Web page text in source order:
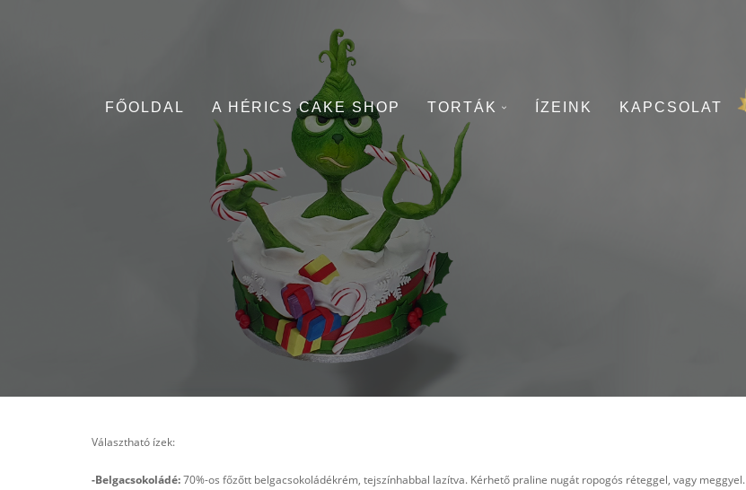
FŐOLDAL A HÉRICS CAKE SHOP TORTÁK ÍZEINK KAPCSOLAT
Választható ízek:
-Belgacsokoládé:70%-os főzőtt belgacsokoládékrém, tejszínhabbal lazítva. Kérhető praline nugát ropogós réteggel, vagy meggyel.